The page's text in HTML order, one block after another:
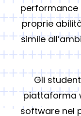
performance
proprie
simile
Gli
piattaforma
software nel